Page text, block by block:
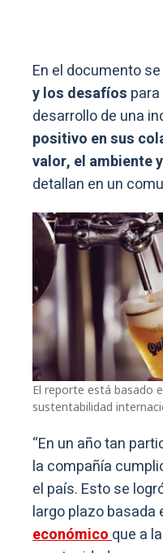
En el documento
y los desafíos
desarrollo de una
positivo en sus
valor, el ambiente
detallan en un
El reporte está basado
sustentabilidad
“En un año tan
la compañía
el país. Esto se
largo plazo basada
económicoque a